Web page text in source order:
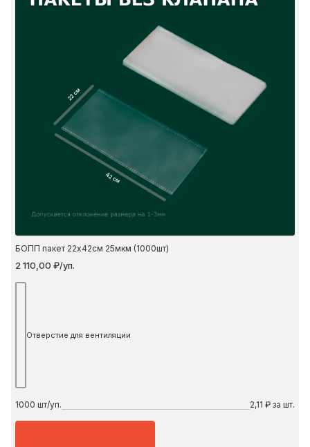
22 см
42 см
БОПП пакет 22х42см 25мкм (1000шт)
2 110,00 ₽/уп.
Отверстие для вентиляции
1000 шт/уп. 2,11 ₽ за шт.